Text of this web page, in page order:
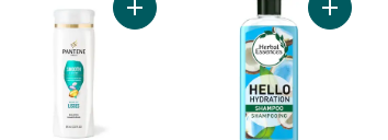
sport à tenue ultime au panierAjouter Shampooing Doux etAjouter